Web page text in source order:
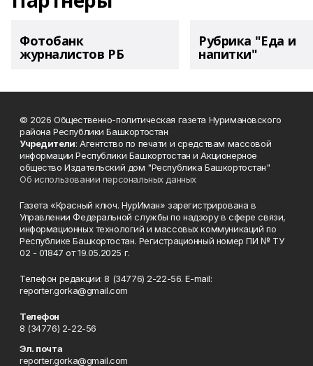
Фотобанк
журналистов РБ
Рубрика "Еда и
напитки"
© 2026 Общественно-политическая газета Нуримановского
района Республики Башкортостан
Учредители: Агентство по печати и средствам массовой
информации Республики Башкортостан и Акционерное
общество Издательский дом "Республика Башкортостан"
Об использовании персональных данных
Газета «Красный ключ. НурИман» зарегистрирована в
Управлении Федеральной службы по надзору в сфере связи,
информационных технологий и массовых коммуникаций по
Республике Башкортостан. Регистрационный номер ПИ № ТУ
02 - 01847 от 19.05.2025 г.
Телефон редакции: 8 (34776) 2-22-56. E-mail:
reporter.gorka@gmail.com
Телефон
8 (34776) 2-22-56
Эл. почта
reporter.gorka@gmail.com